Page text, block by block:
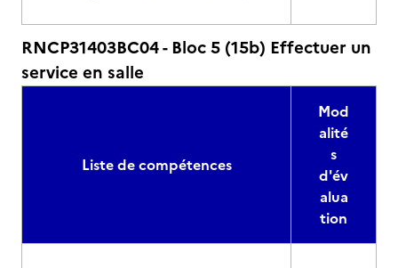
RNCP31403BC04 - Bloc 5 (15b) Effectuer un
service en salle
Liste de compétences
Mod
alité
s
d'év
alua
tion